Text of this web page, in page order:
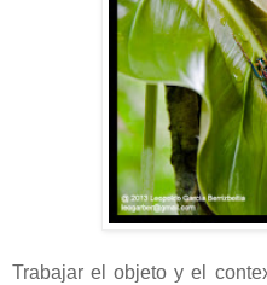
Trabajar el objeto y el